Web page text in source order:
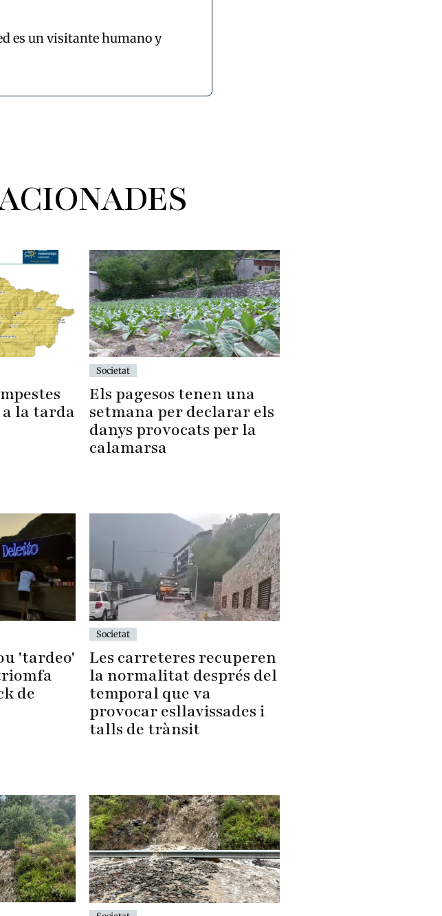
es un visitante humano y
a la tarda
Societat
Els pagesos tenen una
setmana per declarar els
danys provocats per la
calamarsa
'tardeo'
de
Societat
Les carreteres recuperen
la normalitat després del
temporal que va
provocar esllavissades i
talls de trànsit